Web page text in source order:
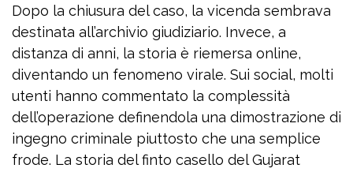
Dopo la chiusura del caso, la vicenda sembrava
destinata all’archivio giudiziario. Invece, a
distanza di anni, la storia è riemersa online,
diventando un fenomeno virale. Sui social, molti
utenti hanno commentato la complessità
dell’operazione definendola una dimostrazione di
ingegno criminale piuttosto che una semplice
frode. La storia del finto casello del Gujarat